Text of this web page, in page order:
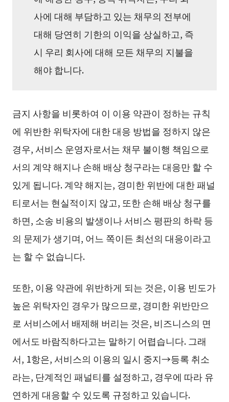
사에 대해 부담하고 있는 채무의 전부에
대해 당연히 기한의 이익을 상실하고, 즉
시 우리 회사에 대해 모든 채무의 지불을
해야 합니다.
금지 사항을 비롯하여 이 이용 약관이 정하는 규칙
에 위반한 위탁자에 대한 대응 방법을 정하지 않은
경우, 서비스 운영자로서는 채무 불이행 책임으로
서의 계약 해지나 손해 배상 청구라는 대응만 할 수
있게 됩니다. 계약 해지는, 경미한 위반에 대한 패널
티로서는 현실적이지 않고, 또한 손해 배상 청구를
하면, 소송 비용의 발생이나 서비스 평판의 하락 등
의 문제가 생기며, 어느 쪽이든 최선의 대응이라고
는 할 수 없습니다.
또한, 이용 약관에 위반하게 되는 것은, 이용 빈도가
높은 위탁자인 경우가 많으므로, 경미한 위반만으
로 서비스에서 배제해 버리는 것은, 비즈니스의 면
에서도 바람직하다고는 말하기 어렵습니다. 그래
서, 1항은, 서비스의 이용의 일시 중지→등록 취소
라는, 단계적인 패널티를 설정하고, 경우에 따라 유
연하게 대응할 수 있도록 규정하고 있습니다.